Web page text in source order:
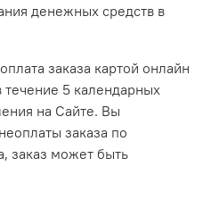
денежных средств в
заказа картой онлайн
5 календарных
на Сайте. Вы
заказа по
заказ может быть